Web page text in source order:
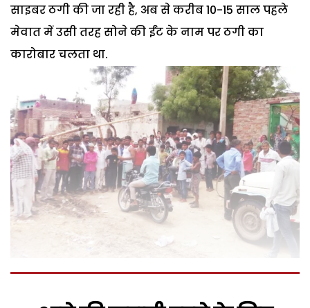
साइबर ठगी की जा रही है, अब से करीब 10-15 साल पहले
मेवात में उसी तरह सोने की ईंट के नाम पर ठगी का
कारोबार चलता था.